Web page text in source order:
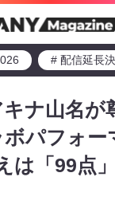
# 配信延長
ナ山名が
パフォー
は「99点